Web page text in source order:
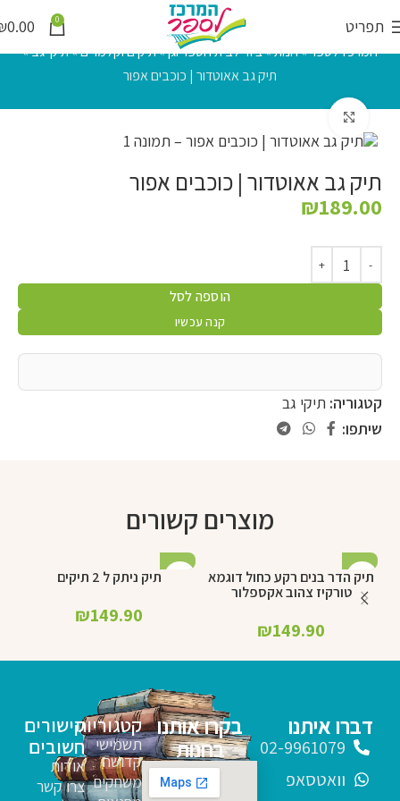
תפריט 0
0.00
המרכז לספר»חנות»ציוד לבית הספר וגן»תיקים וקלמרים»תיקי גב»
תיק גב אאוטדור | כוכבים אפור
תיק גב אאוטדור | כוכבים אפור
₪189.00
הוספה לסל
קנה עכשיו
קטגוריה: תיקי גב
שיתפו:
מוצרים קשורים
תיק הדר בנים רקע כחול דוגמא
טורקיז צהוב אקספלור
₪149.90
תיק ניתק ל 2 תיקים
₪149.90
קטגוריות
תשמישי
קדושה
משחקים
קישורים
חשובים
אודות
צרו קשר
דברו איתנו
02-9961079
וואטסאפ
בקרו אותנו
בחנות